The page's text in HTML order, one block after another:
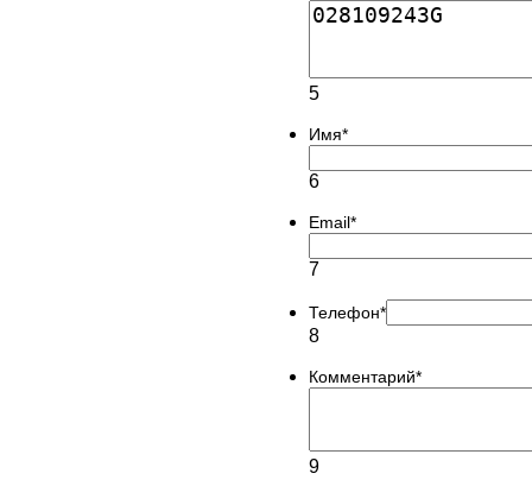
5
Имя*
6
Email*
7
Телефон*
8
Комментарий*
9